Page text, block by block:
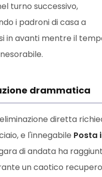
turno successivo,
i padroni di casa a
in avanti mentre il
drammatica
diretta
e l'innegabile Posta
di andata ha
un caotico